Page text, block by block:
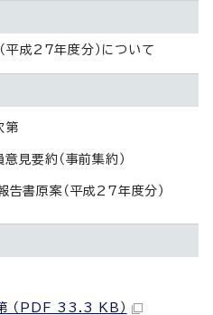
平成27年度分）について
第
見要約（事前集約）
告書原案（平成27年度分）
（PDF 33.3 KB）